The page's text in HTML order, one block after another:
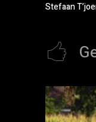
Stefaan